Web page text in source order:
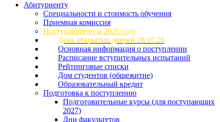
Абитуриенту
Специальности и стоимость обучения
Приемная комиссия
Поступающему в 2026 году
День открытых дверей 28.07.26
Основная информация о поступлении
Расписание вступительных испытаний
Рейтинговые списки
Дом студентов (общежитие)
Образовательный кредит
Подготовка к поступлению
Подготовительные курсы (для поступающих
2027)
Дни факультетов